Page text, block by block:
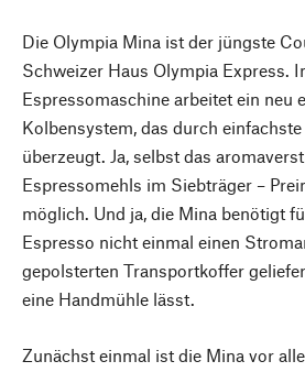
Die Olympia Mina ist der jüngste
Schweizer Haus Olympia Express.
Espressomaschine arbeitet ein neu
Kolbensystem, das durch
überzeugt. Ja, selbst das
Espressomehls im Siebträger –
möglich. Und ja, die Mina benötigt
Espresso nicht einmal einen
gepolsterten Transportkoffer
eine Handmühle lässt.
Zunächst einmal ist die Mina vor